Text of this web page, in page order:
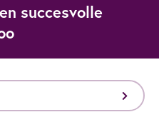
succesvolle